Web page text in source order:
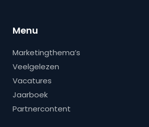
Menu
Marketingthema’s
Veelgelezen
Vacatures
Jaarboek
Partnercontent